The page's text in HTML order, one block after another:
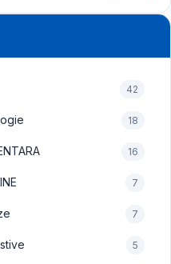
42
18
16
7
7
5